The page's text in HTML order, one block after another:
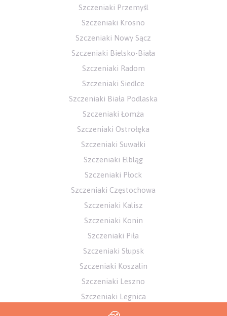
Szczeniaki Przemyśl
Szczeniaki Krosno
Szczeniaki Nowy Sącz
Szczeniaki Bielsko-Biała
Szczeniaki Radom
Szczeniaki Siedlce
Szczeniaki Biała Podlaska
Szczeniaki Łomża
Szczeniaki Ostrołęka
Szczeniaki Suwałki
Szczeniaki Elbląg
Szczeniaki Płock
Szczeniaki Częstochowa
Szczeniaki Kalisz
Szczeniaki Konin
Szczeniaki Piła
Szczeniaki Słupsk
Szczeniaki Koszalin
Szczeniaki Leszno
Szczeniaki Legnica
Szczeniaki Wałbrzych